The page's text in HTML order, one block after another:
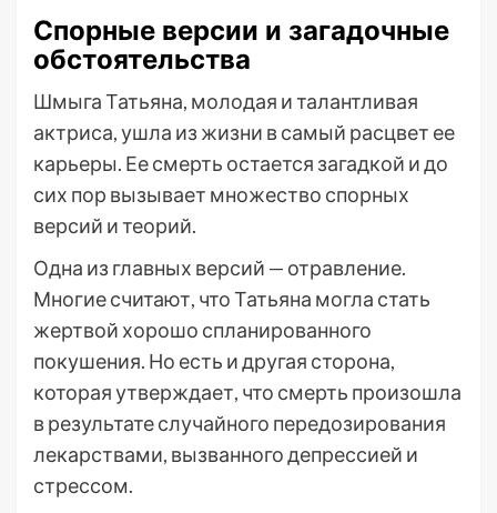
Спорные версии и загадочные
обстоятельства
Шмыга Татьяна, молодая и талантливая
актриса, ушла из жизни в самый расцвет ее
карьеры. Ее смерть остается загадкой и до
сих пор вызывает множество спорных
версий и теорий.
Одна из главных версий — отравление.
Многие считают, что Татьяна могла стать
жертвой хорошо спланированного
покушения. Но есть и другая сторона,
которая утверждает, что смерть произошла
в результате случайного передозирования
лекарствами, вызванного депрессией и
стрессом.